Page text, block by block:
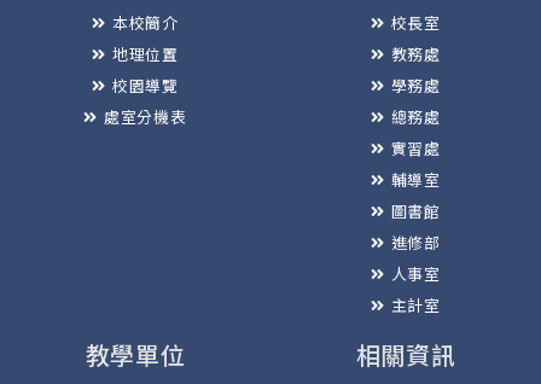
本校簡介
地理位置
校園導覽
處室分機表
校長室
教務處
學務處
總務處
實習處
輔導室
圖書館
進修部
人事室
主計室
教學單位 相關資訊